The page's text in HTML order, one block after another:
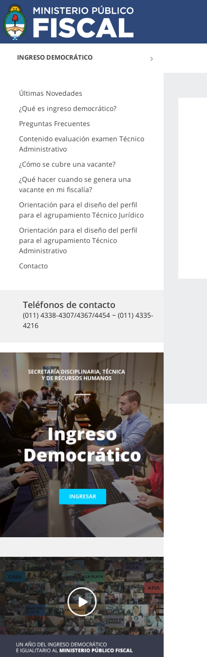
INGRESO DEMOCRÁTICO
Últimas Novedades
¿Qué es ingreso democrático?
Preguntas Frecuentes
Contenido evaluación examen Técnico
Administrativo
¿Cómo se cubre una vacante?
¿Qué hacer cuando se genera una
vacante en mi fiscalía?
Orientación para el diseño del perfil
para el agrupamiento Técnico Jurídico
Orientación para el diseño del perfil
para el agrupamiento Técnico
Administrativo
Contacto
Teléfonos de contacto
(011) 4338-4307/4367/4454 ~ (011) 4335-
4216